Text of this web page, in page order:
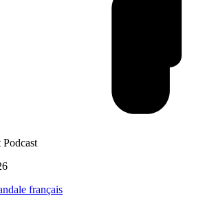
Podcast
français